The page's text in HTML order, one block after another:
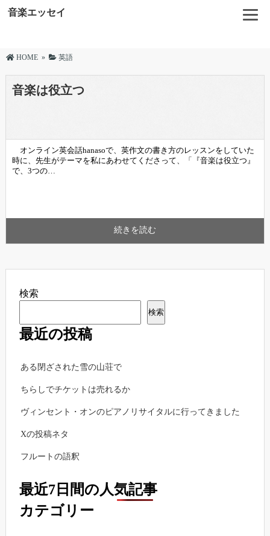
音楽エッセイ
HOME » 英語
音楽は役立つ
オンライン英会話hanasoで、英作文の書き方のレッスンをしていた
時に、先生がテーマを私にあわせてくださって、「『音楽は役立つ』
で、3つの…
続きを読む
検索
検索
最近の投稿
ある閉ざされた雪の山荘で
ちらしでチケットは売れるか
ヴィンセント・オンのピアノリサイタルに行ってきました
Xの投稿ネタ
フルートの語釈
最近7日間の人気記事
カテゴリー